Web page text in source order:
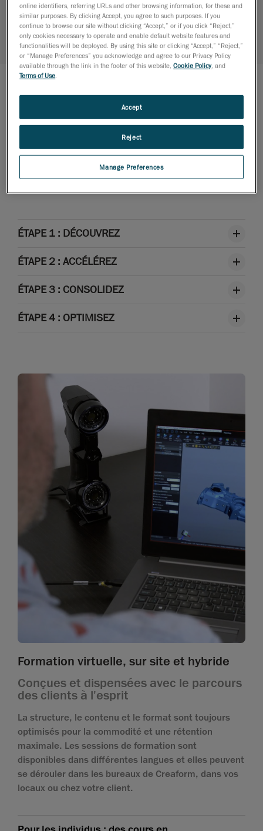
Un contenu d'apprentissage à plusieurs
niveaux
Des parcours pédagogiques sur mesure
en fonction du niveau de compétence
souhaité
ÉTAPE 1 : DÉCOUVREZ
ÉTAPE 2 : ACCÉLÉREZ
ÉTAPE 3 : CONSOLIDEZ
ÉTAPE 4 : OPTIMISEZ
Formation virtuelle, sur site et hybride
Conçues et dispensées avec le parcours
des clients à l'esprit
La structure, le contenu et le format sont toujours
optimisés pour la commodité et une rétention
maximale. Les sessions de formation sont
disponibles dans différentes langues et elles peuvent
se dérouler dans les bureaux de Creaform, dans vos
locaux ou chez votre client.
online identifiers, referring URLs and other browsing information, for these and
similar purposes. By clicking Accept, you agree to such purposes. If you
continue to browse our site without clicking “Accept,” or if you click “Reject,”
only cookies necessary to operate and enable default website features and
functionalities will be deployed. By using this site or clicking “Accept,” “Reject,”
or “Manage Preferences” you acknowledge and agree to our Privacy Policy
available through the link in the footer of this website,Cookie Policy, and
Terms of Use.
Manage Preferences
Reject
Accept